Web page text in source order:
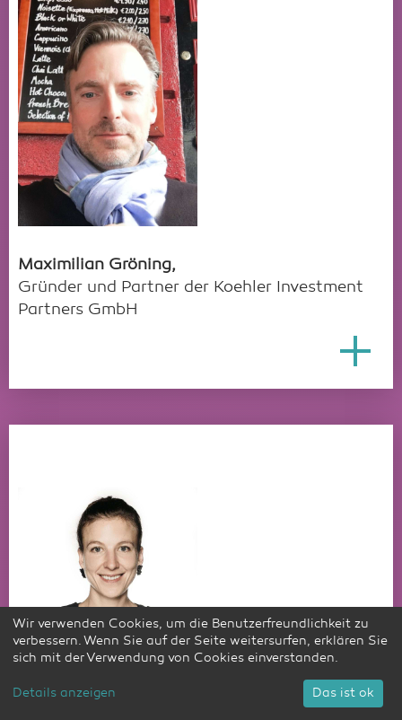
Maximilian Gröning,
Gründer und Partner der Koehler Investment
Partners GmbH
Wir verwenden Cookies, um die Benutzerfreundlichkeit zu
verbessern. Wenn Sie auf der Seite weitersurfen, erklären Sie
sich mit der Verwendung von Cookies einverstanden.
Details anzeigen Das ist ok